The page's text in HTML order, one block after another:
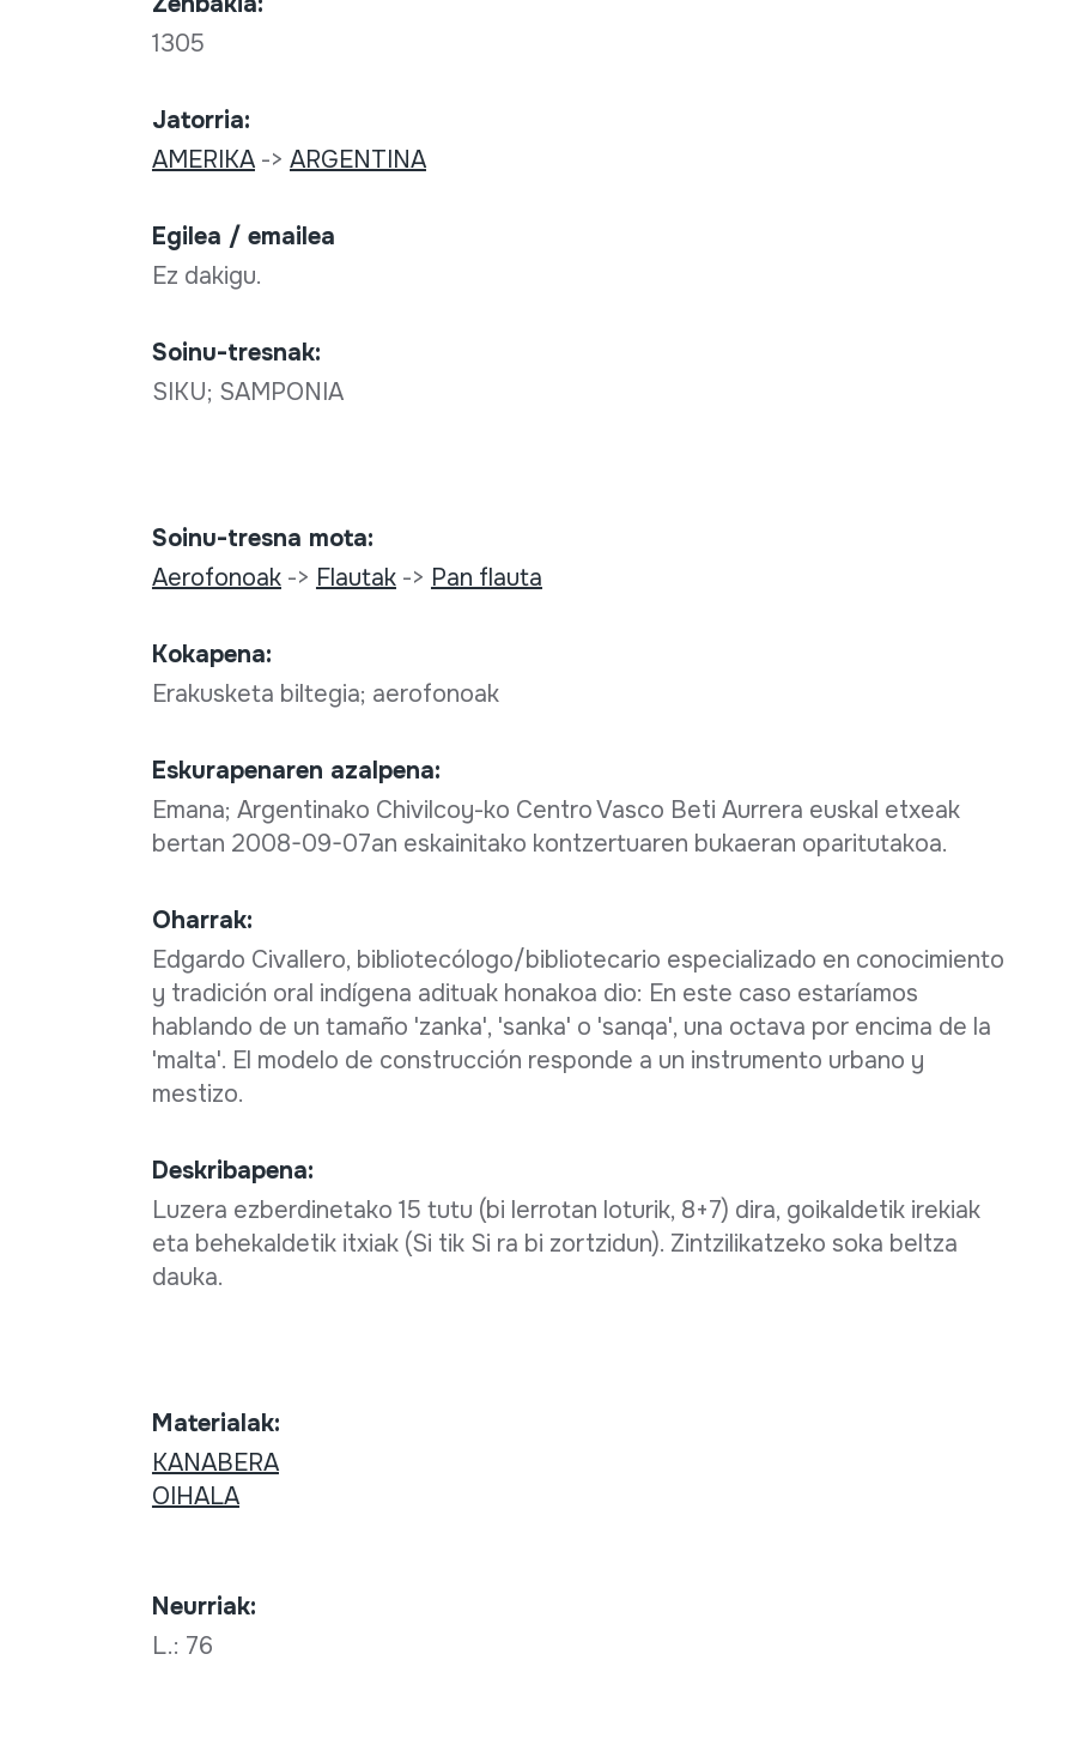
1305
Jatorria:
AMERIKA-> ARGENTINA
Egilea / emailea
Ez dakigu.
Soinu-tresnak:
SIKU; SAMPONIA
Soinu-tresna mota:
Aerofonoak-> Flautak-> Pan flauta
Kokapena:
Erakusketa biltegia; aerofonoak
Eskurapenaren azalpena:
Emana; Argentinako Chivilcoy-ko Centro Vasco Beti Aurrera euskal etxeak
bertan 2008-09-07an eskainitako kontzertuaren bukaeran oparitutakoa.
Oharrak:
Edgardo Civallero, bibliotecólogo/bibliotecario especializado en conocimiento
y tradición oral indígena adituak honakoa dio: En este caso estaríamos
hablando de un tamaño 'zanka', 'sanka' o 'sanqa', una octava por encima de la
'malta'. El modelo de construcción responde a un instrumento urbano y
mestizo.
Deskribapena:
Luzera ezberdinetako 15 tutu (bi lerrotan loturik, 8+7) dira, goikaldetik irekiak
eta behekaldetik itxiak (Si tik Si ra bi zortzidun). Zintzilikatzeko soka beltza
dauka.
Materialak:
KANABERA
OIHALA
Neurriak:
L.: 76